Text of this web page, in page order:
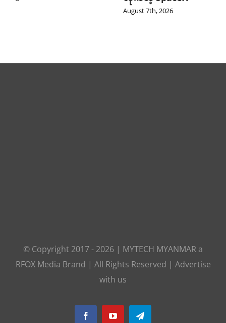
August 7th, 2026
© Copyright 2017 - 2026 | MYTECH MYANMAR a
RFOX Media Brand | All Rights Reserved | Advertise
with us
FacebookYouTubeTelegram